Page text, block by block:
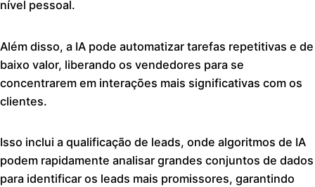
nível pessoal.
Além disso, a IA pode automatizar tarefas repetitivas e de
baixo valor, liberando os vendedores para se
concentrarem em interações mais significativas com os
clientes.
Isso inclui a qualificação de leads, onde algoritmos de IA
podem rapidamente analisar grandes conjuntos de dados
para identificar os leads mais promissores, garantindo